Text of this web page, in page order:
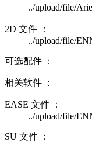
../upload/file/
2D 文件 ：
../upload/file/
可选配件 ：
相关软件 ：
EASE 文件 ：
../upload/file/
SU 文件 ：